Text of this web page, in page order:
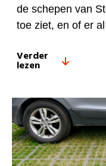
de schepen van
toe ziet, en of er
Verder
lezen